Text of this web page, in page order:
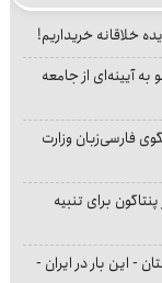
خلاقانه خریداریم!
آیینه‌ای از جامعه
فارسی‌زبان وزارت
برای تنبیه
- این بار در ایران -